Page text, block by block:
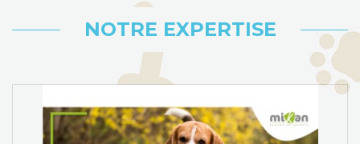
NOTRE EXPERTISE